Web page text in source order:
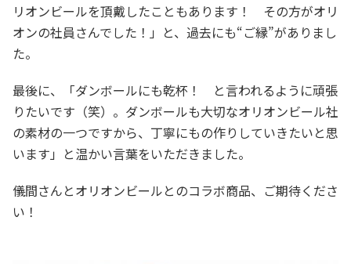
リオンビールを頂戴したこともあります！ その方がオリ
オンの社員さんでした！」と、過去にも“ご縁”がありまし
た。
最後に、「ダンボールにも乾杯！ と言われるように頑張
りたいです（笑）。ダンボールも大切なオリオンビール社
の素材の一つですから、丁寧にもの作りしていきたいと思
います」と温かい言葉をいただきました。
儀間さんとオリオンビールとのコラボ商品、ご期待くださ
い！